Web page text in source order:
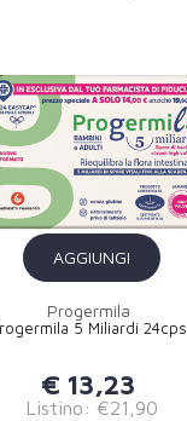
AGGIUNGI
Progermila
5 Miliardi 24cps
€ 13,23
Listino: €21,90